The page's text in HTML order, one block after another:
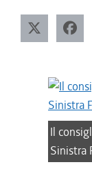
Il
Sinistra